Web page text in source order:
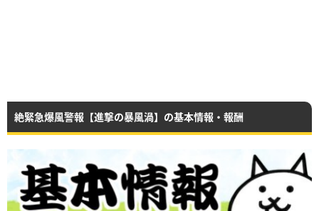
絶緊急爆風警報【進撃の暴風渦】の基本情報・報酬